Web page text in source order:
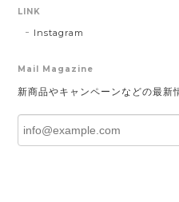
LINK
Instagram
Mail Magazine
新商品やキャンペーンなどの最新